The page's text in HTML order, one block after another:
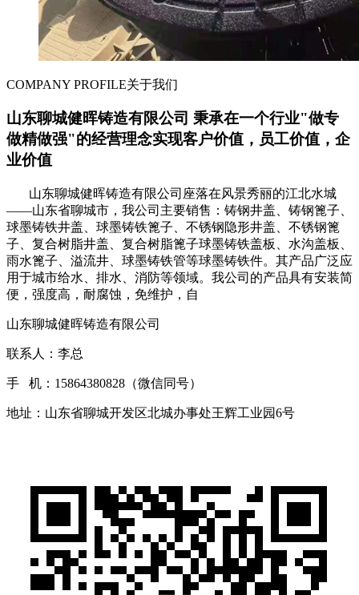
COMPANY PROFILE关于我们
山东聊城健晖铸造有限公司 秉承在一个行业"做专
做精做强"的经营理念实现客户价值，员工价值，企
业价值
山东聊城健晖铸造有限公司座落在风景秀丽的江北水城
——山东省聊城市，我公司主要销售：铸钢井盖、铸钢篦子、
球墨铸铁井盖、球墨铸铁篦子、不锈钢隐形井盖、不锈钢篦
子、复合树脂井盖、复合树脂篦子球墨铸铁盖板、水沟盖板、
雨水篦子、溢流井、球墨铸铁管等球墨铸铁件。其产品广泛应
用于城市给水、排水、消防等领域。我公司的产品具有安装简
便，强度高，耐腐蚀，免维护，自
山东聊城健晖铸造有限公司
联系人：李总
手 机：15864380828（微信同号）
地址：山东省聊城开发区北城办事处王辉工业园6号